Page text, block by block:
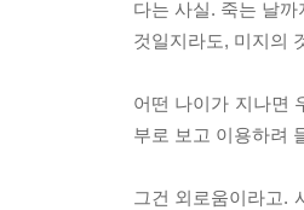
다는 사실. 죽는 날
것일지라도, 미지의
어떤 나이가 지나면
부로 보고 이용하려
그건 외로움이라고.